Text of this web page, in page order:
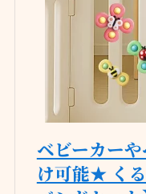
ベビーカー
け可能★ く